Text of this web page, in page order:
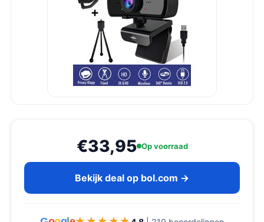
€33,95 Op voorraad
Bekijk deal op bol.com →